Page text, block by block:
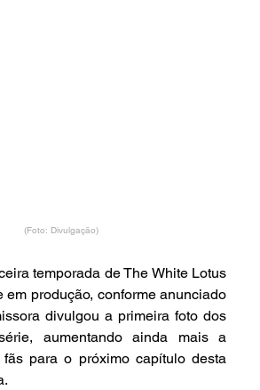
(Foto: Divulgação)
temporada de The White Lotus
em produção, conforme anunciado
divulgou a primeira foto dos
aumentando ainda mais a
para o próximo capítulo desta